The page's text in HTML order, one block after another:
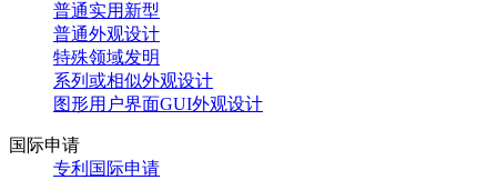
普通实用新型
普通外观设计
特殊领域发明
系列或相似外观设计
图形用户界面GUI外观设计
国际申请
专利国际申请